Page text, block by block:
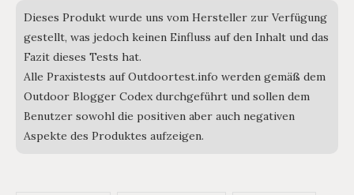
Dieses Produkt wurde uns vom Hersteller zur Verfügung
gestellt, was jedoch keinen Einfluss auf den Inhalt und das
Fazit dieses Tests hat.
Alle Praxistests auf Outdoortest.info werden gemäß dem
Outdoor Blogger Codex durchgeführt und sollen dem
Benutzer sowohl die positiven aber auch negativen
Aspekte des Produktes aufzeigen.